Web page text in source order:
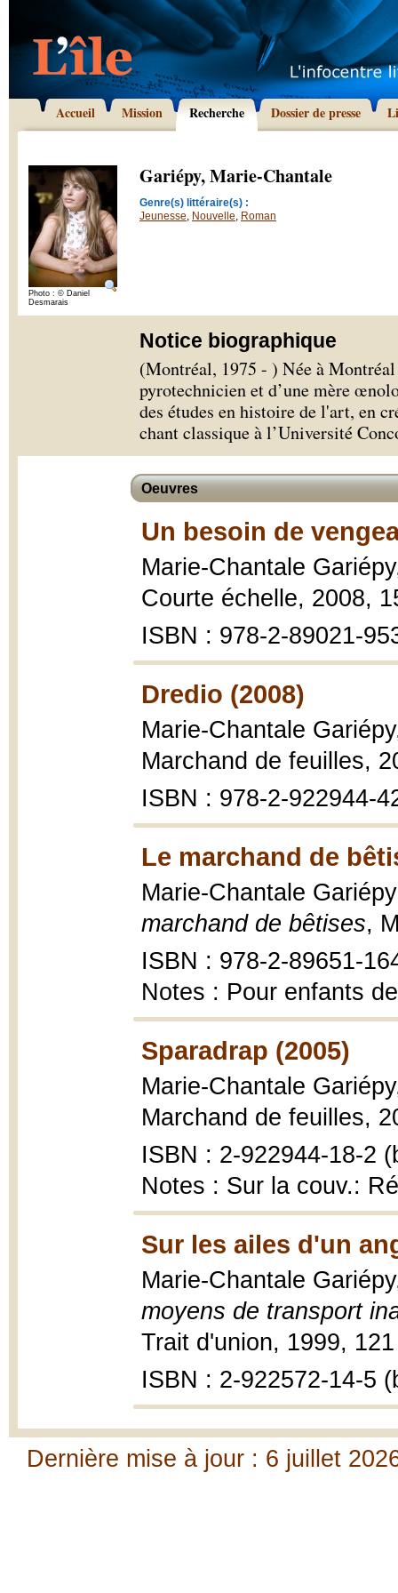
Accueil Mission Recherche Dossier de presse
Photo : © Daniel
Desmarais
Gariépy, Marie-Chantale
Genre(s) littéraire(s) :
Jeunesse, Nouvelle, Roman
Notice biographique
(Montréal, 1975 - ) Née à
pyrotechnicien et d’une mère
des études en histoire de l'art, en
chant classique à l’Université
Oeuvres
Un besoin de
Marie-Chantale
Courte échelle, 2008,
ISBN : 978-2-89021-
Dredio (2008)
Marie-Chantale
Marchand de feuilles,
ISBN : 978-2-922944-
Le marchand de
Marie-Chantale
marchand de bêtises,
ISBN : 978-2-89651-
Notes : Pour enfants
Sparadrap (2005)
Marie-Chantale
Marchand de feuilles,
ISBN : 2-922944-18-2
Notes : Sur la couv.:
Sur les ailes d'un
Marie-Chantale
moyens de transport
Trait d'union, 1999,
ISBN : 2-922572-14-5
Dernière mise à jour : 6 juillet